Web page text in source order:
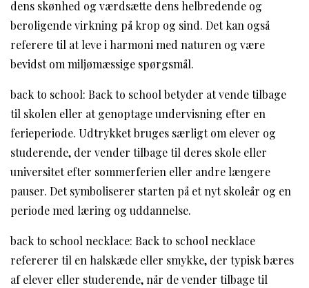
dens skønhed og værdsætte dens helbredende og
beroligende virkning på krop og sind. Det kan også
referere til at leve i harmoni med naturen og være
bevidst om miljømæssige spørgsmål.
back to school: Back to school betyder at vende tilbage
til skolen eller at genoptage undervisning efter en
ferieperiode. Udtrykket bruges særligt om elever og
studerende, der vender tilbage til deres skole eller
universitet efter sommerferien eller andre længere
pauser. Det symboliserer starten på et nyt skoleår og en
periode med læring og uddannelse.
back to school necklace: Back to school necklace
refererer til en halskæde eller smykke, der typisk bæres
af elever eller studerende, når de vender tilbage til